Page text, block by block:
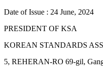
Date of Issue : 24 June, 2024
PRESIDENT OF KSA
KOREAN STANDARDS
5, REHERAN-RO 69-gil,